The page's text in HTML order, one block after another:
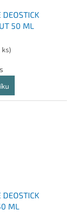
DEOSTICK
50 ML
ks)
DEOSTICK
ML